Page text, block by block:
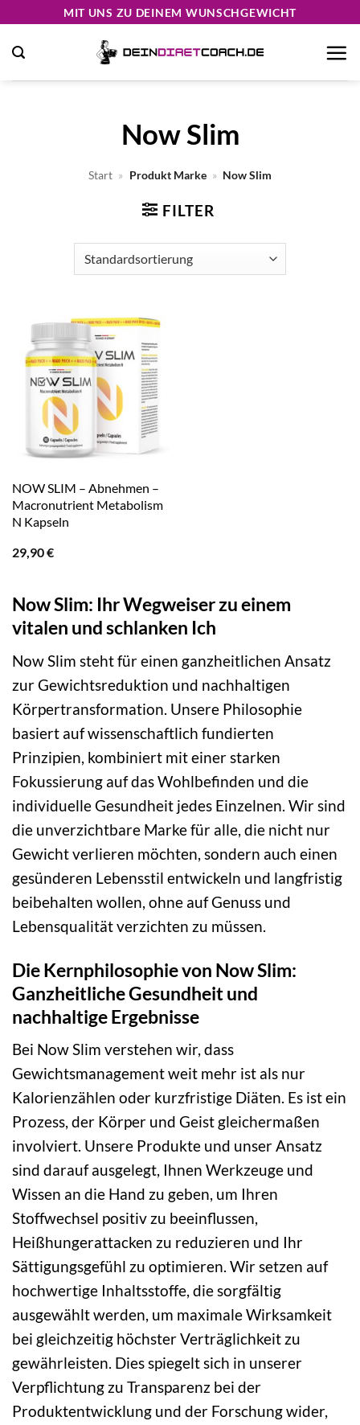
springen
MIT UNS ZU DEINEM WUNSCHGEWICHT
Now Slim
Start » Produkt Marke » Now Slim
FILTER
NOW SLIM – Abnehmen –
Macronutrient Metabolism
N Kapseln
29,90€
Now Slim: Ihr Wegweiser zu einem
vitalen und schlanken Ich
Now Slim steht für einen ganzheitlichen Ansatz
zur Gewichtsreduktion und nachhaltigen
Körpertransformation. Unsere Philosophie
basiert auf wissenschaftlich fundierten
Prinzipien, kombiniert mit einer starken
Fokussierung auf das Wohlbefinden und die
individuelle Gesundheit jedes Einzelnen. Wir sind
die unverzichtbare Marke für alle, die nicht nur
Gewicht verlieren möchten, sondern auch einen
gesünderen Lebensstil entwickeln und langfristig
beibehalten wollen, ohne auf Genuss und
Lebensqualität verzichten zu müssen.
Die Kernphilosophie von Now Slim:
Ganzheitliche Gesundheit und
nachhaltige Ergebnisse
Bei Now Slim verstehen wir, dass
Gewichtsmanagement weit mehr ist als nur
Kalorienzählen oder kurzfristige Diäten. Es ist ein
Prozess, der Körper und Geist gleichermaßen
involviert. Unsere Produkte und unser Ansatz
sind darauf ausgelegt, Ihnen Werkzeuge und
Wissen an die Hand zu geben, um Ihren
Stoffwechsel positiv zu beeinflussen,
Heißhungerattacken zu reduzieren und Ihr
Sättigungsgefühl zu optimieren. Wir setzen auf
hochwertige Inhaltsstoffe, die sorgfältig
ausgewählt werden, um maximale Wirksamkeit
bei gleichzeitig höchster Verträglichkeit zu
gewährleisten. Dies spiegelt sich in unserer
Verpflichtung zu Transparenz bei der
Produktentwicklung und der Forschung wider,